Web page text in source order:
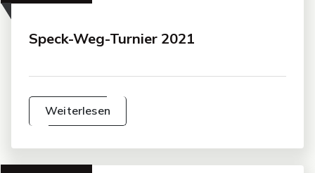
Speck-Weg-Turnier 2021
Weiterlesen